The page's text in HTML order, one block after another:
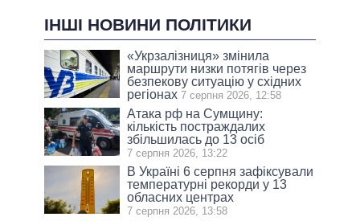
ІНШІ НОВИНИ ПОЛІТИКИ
«Укрзалізниця» змінила
маршрути низки потягів через
безпекову ситуацію у східних
регіонах 7 серпня 2026, 12:58
Атака рф на Сумщину:
кількість постраждалих
збільшилась до 13 осіб
7 серпня 2026, 13:22
В Україні 6 серпня зафіксували
температурні рекорди у 13
обласних центрах
7 серпня 2026, 13:58